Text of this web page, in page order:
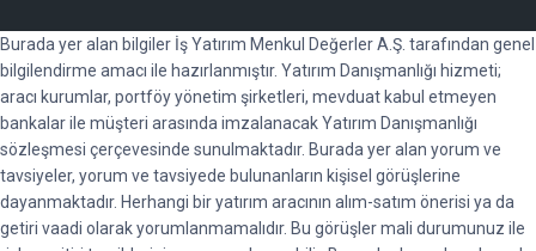
Burada yer alan bilgiler İş Yatırım Menkul Değerler A.Ş. tarafından genel
bilgilendirme amacı ile hazırlanmıştır. Yatırım Danışmanlığı hizmeti;
aracı kurumlar, portföy yönetim şirketleri, mevduat kabul etmeyen
bankalar ile müşteri arasında imzalanacak Yatırım Danışmanlığı
sözleşmesi çerçevesinde sunulmaktadır. Burada yer alan yorum ve
tavsiyeler, yorum ve tavsiyede bulunanların kişisel görüşlerine
dayanmaktadır. Herhangi bir yatırım aracının alım-satım önerisi ya da
getiri vaadi olarak yorumlanmamalıdır. Bu görüşler mali durumunuz ile